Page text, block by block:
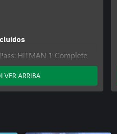
HITMAN 1 Complete
HITMAN 1 GOTY
ARRIBA